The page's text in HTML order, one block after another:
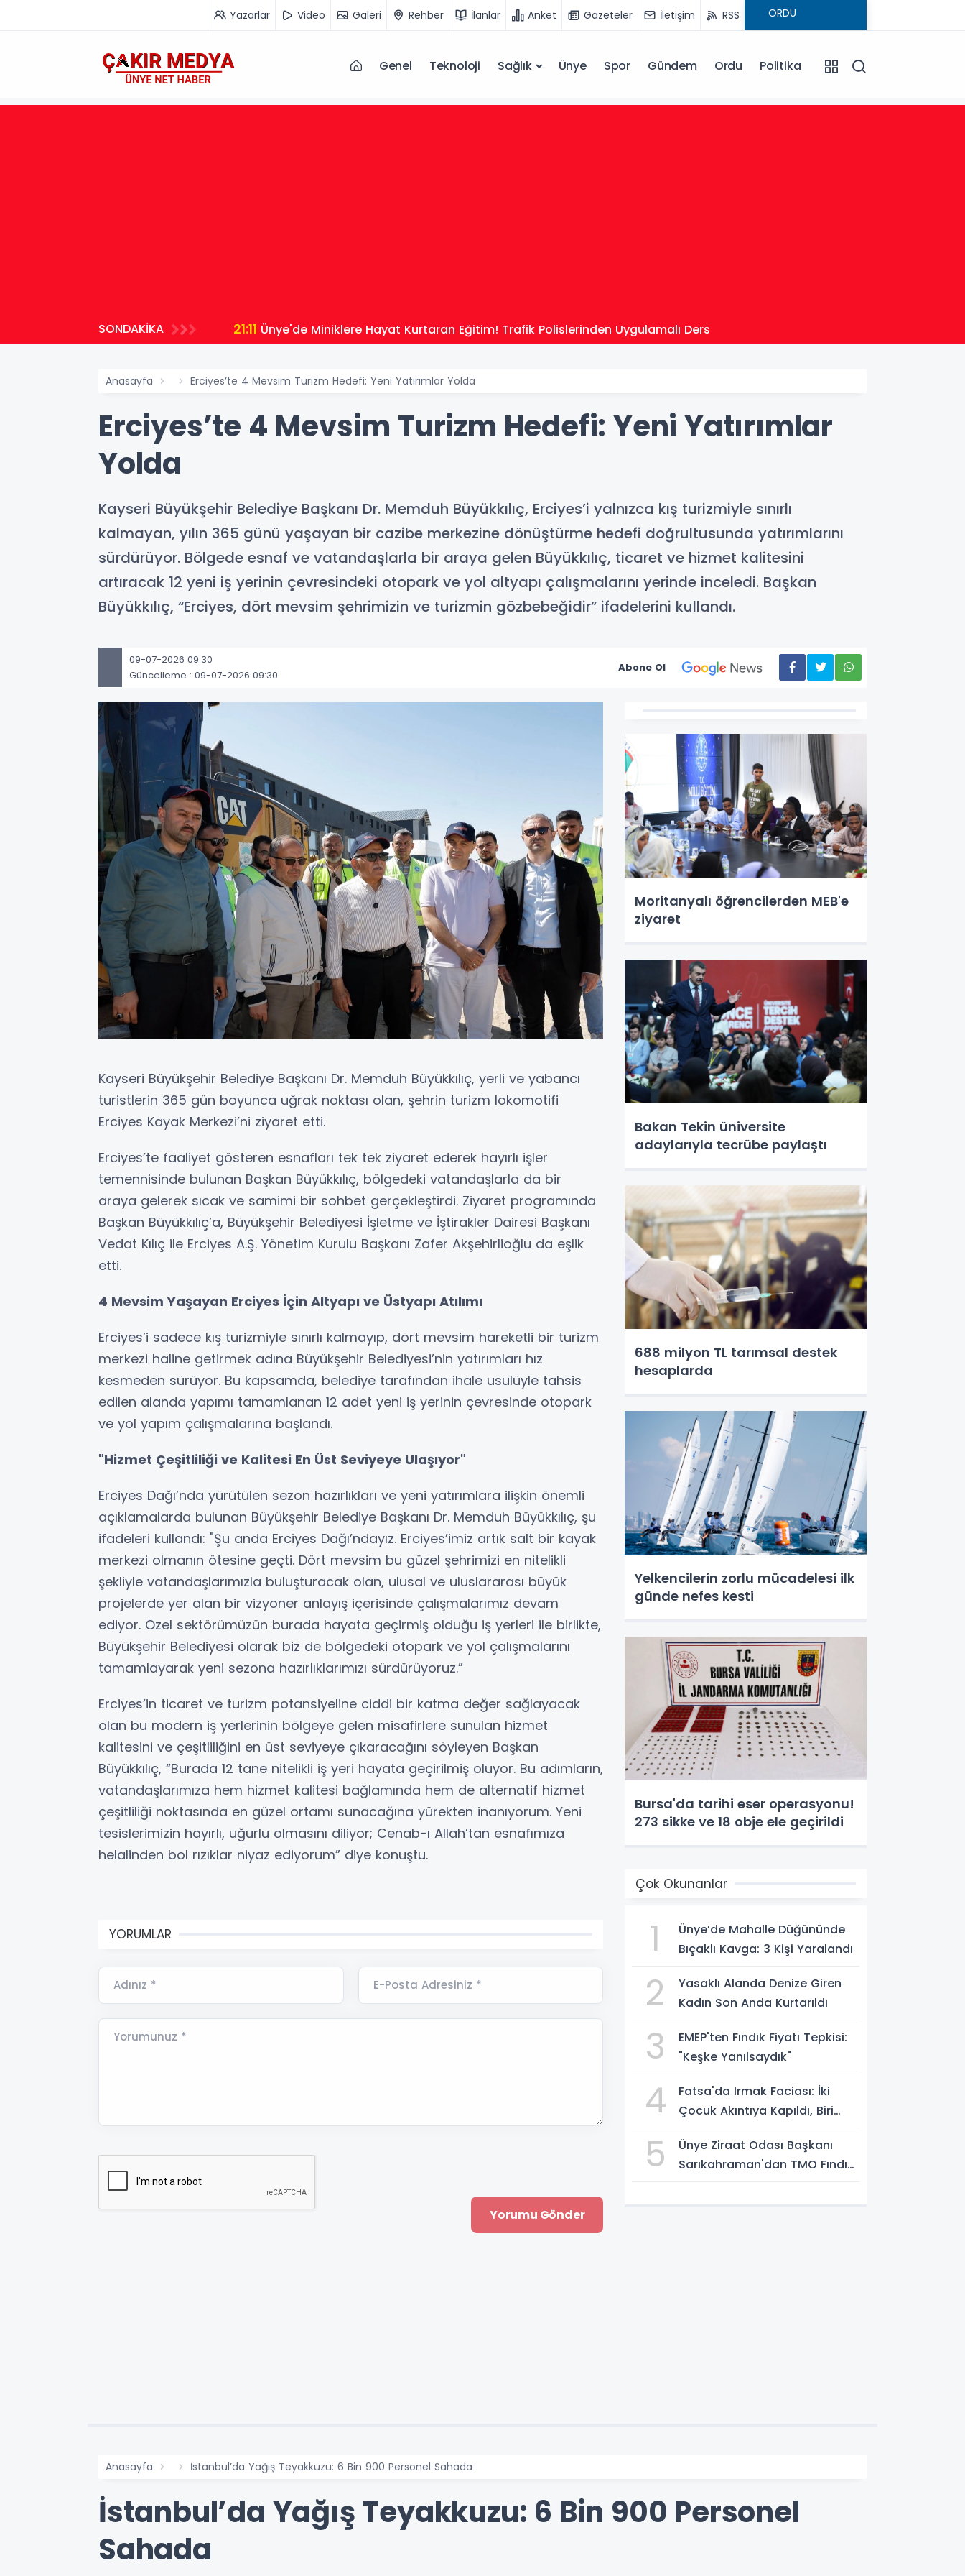
Yazarlar Video Galeri Rehber İlanlar Anket Gazeteler İletişim RSS
Genel Teknoloji Sağlık Ünye Spor Gündem Ordu Politika
SONDAKİKA 21:11 Ünye'de Miniklere Hayat Kurtaran Eğitim! Trafik Polislerinden Uygulamalı Ders
Anasayfa Erciyes’te 4 Mevsim Turizm Hedefi: Yeni Yatırımlar Yolda
Erciyes’te 4 Mevsim Turizm Hedefi: Yeni Yatırımlar
Yolda
Kayseri Büyükşehir Belediye Başkanı Dr. Memduh Büyükkılıç, Erciyes’i yalnızca kış turizmiyle sınırlı
kalmayan, yılın 365 günü yaşayan bir cazibe merkezine dönüştürme hedefi doğrultusunda yatırımlarını
sürdürüyor. Bölgede esnaf ve vatandaşlarla bir araya gelen Büyükkılıç, ticaret ve hizmet kalitesini
artıracak 12 yeni iş yerinin çevresindeki otopark ve yol altyapı çalışmalarını yerinde inceledi. Başkan
Büyükkılıç, “Erciyes, dört mevsim şehrimizin ve turizmin gözbebeğidir” ifadelerini kullandı.
09-07-2026 09:30
Güncelleme : 09-07-2026 09:30
Abone Ol
Kayseri Büyükşehir Belediye Başkanı Dr. Memduh Büyükkılıç, yerli ve yabancı
turistlerin 365 gün boyunca uğrak noktası olan, şehrin turizm lokomotifi
Erciyes Kayak Merkezi’ni ziyaret etti.
Erciyes’te faaliyet gösteren esnafları tek tek ziyaret ederek hayırlı işler
temennisinde bulunan Başkan Büyükkılıç, bölgedeki vatandaşlarla da bir
araya gelerek sıcak ve samimi bir sohbet gerçekleştirdi. Ziyaret programında
Başkan Büyükkılıç’a, Büyükşehir Belediyesi İşletme ve İştirakler Dairesi Başkanı
Vedat Kılıç ile Erciyes A.Ş. Yönetim Kurulu Başkanı Zafer Akşehirlioğlu da eşlik
etti.
4 Mevsim Yaşayan Erciyes İçin Altyapı ve Üstyapı Atılımı
Erciyes’i sadece kış turizmiyle sınırlı kalmayıp, dört mevsim hareketli bir turizm
merkezi haline getirmek adına Büyükşehir Belediyesi’nin yatırımları hız
kesmeden sürüyor. Bu kapsamda, belediye tarafından ihale usulüyle tahsis
edilen alanda yapımı tamamlanan 12 adet yeni iş yerinin çevresinde otopark
ve yol yapım çalışmalarına başlandı.
"Hizmet Çeşitliliği ve Kalitesi En Üst Seviyeye Ulaşıyor"
Erciyes Dağı’nda yürütülen sezon hazırlıkları ve yeni yatırımlara ilişkin önemli
açıklamalarda bulunan Büyükşehir Belediye Başkanı Dr. Memduh Büyükkılıç, şu
ifadeleri kullandı: "Şu anda Erciyes Dağı’ndayız. Erciyes’imiz artık salt bir kayak
merkezi olmanın ötesine geçti. Dört mevsim bu güzel şehrimizi en nitelikli
şekliyle vatandaşlarımızla buluşturacak olan, ulusal ve uluslararası büyük
projelerde yer alan bir vizyoner anlayış içerisinde çalışmalarımız devam
ediyor. Özel sektörümüzün burada hayata geçirmiş olduğu iş yerleri ile birlikte,
Büyükşehir Belediyesi olarak biz de bölgedeki otopark ve yol çalışmalarını
tamamlayarak yeni sezona hazırlıklarımızı sürdürüyoruz.”
Erciyes’in ticaret ve turizm potansiyeline ciddi bir katma değer sağlayacak
olan bu modern iş yerlerinin bölgeye gelen misafirlere sunulan hizmet
kalitesini ve çeşitliliğini en üst seviyeye çıkaracağını söyleyen Başkan
Büyükkılıç, “Burada 12 tane nitelikli iş yeri hayata geçirilmiş oluyor. Bu adımların,
vatandaşlarımıza hem hizmet kalitesi bağlamında hem de alternatif hizmet
çeşitliliği noktasında en güzel ortamı sunacağına yürekten inanıyorum. Yeni
tesislerimizin hayırlı, uğurlu olmasını diliyor; Cenab-ı Allah’tan esnafımıza
helalinden bol rızıklar niyaz ediyorum” diye konuştu.
YORUMLAR
Adınız * E-Posta Adresiniz *
Yorumunuz *
Moritanyalı öğrencilerden MEB'e
ziyaret
Bakan Tekin üniversite
adaylarıyla tecrübe paylaştı
688 milyon TL tarımsal destek
hesaplarda
Yelkencilerin zorlu mücadelesi ilk
günde nefes kesti
Bursa'da tarihi eser operasyonu!
273 sikke ve 18 obje ele geçirildi
Çok Okunanlar
1
Ünye’de Mahalle Düğününde
Bıçaklı Kavga: 3 Kişi Yaralandı
2
Yasaklı Alanda Denize Giren
Kadın Son Anda Kurtarıldı
3
EMEP'ten Fındık Fiyatı Tepkisi:
"Keşke Yanılsaydık"
4
Fatsa'da Irmak Faciası: İki
Çocuk Akıntıya Kapıldı, Biri
5
Ünye Ziraat Odası Başkanı
Sarıkahraman'dan TMO Fındık
Anasayfa İstanbul’da Yağış Teyakkuzu: 6 Bin 900 Personel Sahada
İstanbul’da Yağış Teyakkuzu: 6 Bin 900 Personel
Sahada